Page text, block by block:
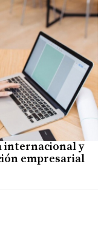
internacional y
empresarial